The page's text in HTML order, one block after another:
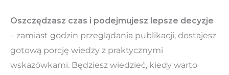
Oszczędzasz czas i podejmujesz lepsze decyzje
– zamiast godzin przeglądania publikacji, dostajesz
gotową porcję wiedzy z praktycznymi
wskazówkami. Będziesz wiedzieć, kiedy warto